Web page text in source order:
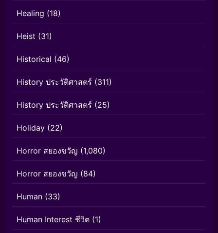
Healing (18)
Heist (31)
Historical (46)
History ประวัติศาสตร์ (311)
History ประวัติศาสตร์ (25)
Holiday (22)
Horror สยองขวัญ (1,080)
Horror สยองขวัญ (84)
Human (33)
Human Interest ชีวิต (1)